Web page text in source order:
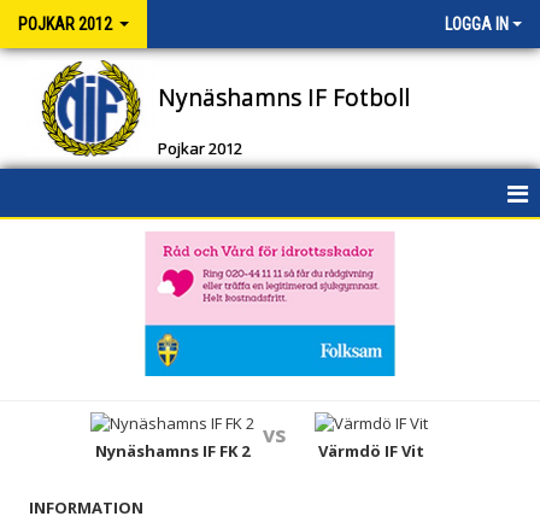
POJKAR 2012 LOGGA IN
Nynäshamns IF Fotboll
Pojkar 2012
BILDGALLERI
Nynäshamns IF FK 2
vs
Värmdö IF Vit
INFORMATION